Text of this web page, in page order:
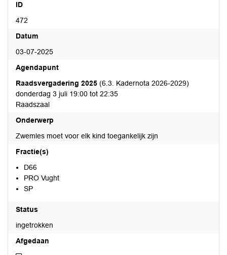
ID
472
Datum
03-07-2025
Agendapunt
Raadsvergadering 2025 (6.3. Kadernota 2026-2029)
donderdag 3 juli 19:00 tot 22:35
Raadszaal
Onderwerp
Zwemles moet voor elk kind toegankelijk zijn
Fractie(s)
D66
PRO Vught
SP
Status
ingetrokken
Afgedaan